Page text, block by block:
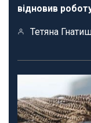
відновив
Тетяна